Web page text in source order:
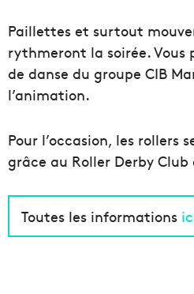
Paillettes et surtout
rythmeront la soirée. Vous
de danse du groupe CIB
l’animation.
Pour l’occasion, les rollers
grâce au Roller Derby Club
Toutes les informations